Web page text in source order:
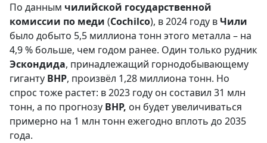
По данным чилийской государственной
комиссии по меди (Cochilco), в 2024 году вЧили
было добыто 5,5 миллиона тонн этого металла – на
4,9 % больше, чем годом ранее. Один только рудник
Эскондида, принадлежащий горнодобывающему
гиганту BHP, произвёл 1,28 миллиона тонн. Но
спрос тоже растет: в 2023 году он составил 31 млн
тонн, а по прогнозу BHP, он будет увеличиваться
примерно на 1 млн тонн ежегодно вплоть до 2035
года.